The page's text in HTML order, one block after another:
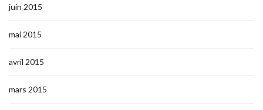
juin 2015
mai 2015
avril 2015
mars 2015